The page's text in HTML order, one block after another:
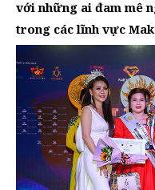
với những ai đam mê
trong các lĩnh vực